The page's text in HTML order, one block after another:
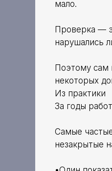
мало.
Проверка —
нарушались
Поэтому сам
некоторых
Из практики
За годы
Самые
незакрытые